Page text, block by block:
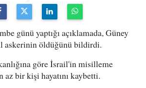
günü yaptığı açıklamada, Güney
askerinin öldüğünü bildirdi.
göre İsrail'in misilleme
az bir kişi hayatını kaybetti.